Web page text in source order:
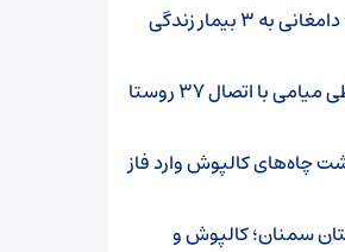
اهدای اعضای کودک ۶ ساله دامغانی به ۳ بیمار زندگی
توسعه زیرساخت‌های ارتباطی میامی با اتصال ۳۷ روستا
چاه‌های کالپوش وارد فاز
سمنان؛ کالپوش و